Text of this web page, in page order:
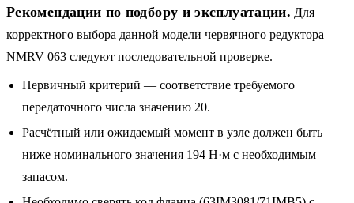
Рекомендации по подбору и эксплуатации. Для
корректного выбора данной модели червячного редуктора
NMRV 063 следуют последовательной проверке.
Первичный критерий — соответствие требуемого
передаточного числа значению 20.
Расчётный или ожидаемый момент в узле должен быть
ниже номинального значения 194 Н·м с необходимым
запасом.